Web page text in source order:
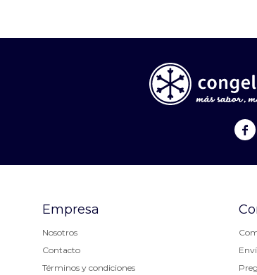

Empresa
Nosotros
Contacto
Términos y condiciones